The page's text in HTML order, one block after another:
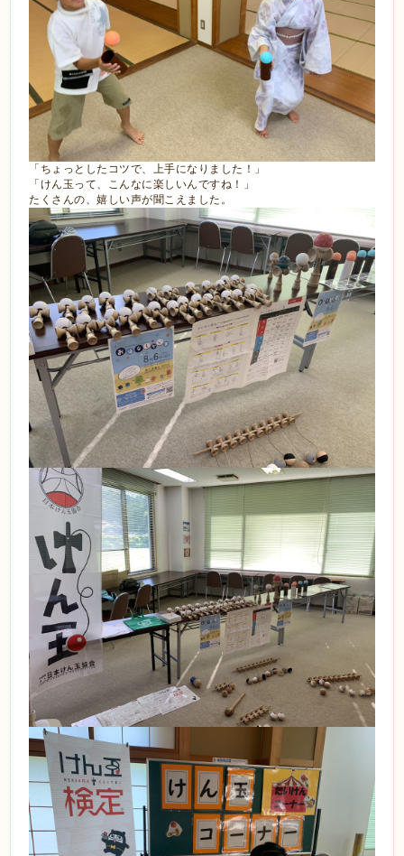
「ちょっとしたコツで、上手になりました！」
「けん玉って、こんなに楽しいんですね！」
たくさんの、嬉しい声が聞こえました。